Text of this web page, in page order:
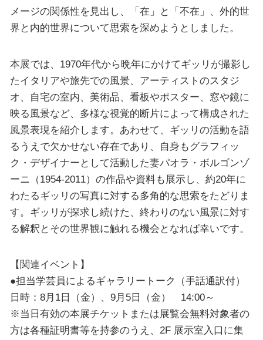
メージの関係性を見出し、「在」と「不在」、外的世
界と内的世界について思索を深めようとしました。
本展では、1970年代から晩年にかけてギッリが撮影し
たイタリアや旅先での風景、アーティストのスタジ
オ、自宅の室内、美術品、看板やポスター、窓や鏡に
映る風景など、多様な視覚的断片によって構成された
風景表現を紹介します。あわせて、ギッリの活動を語
るうえで欠かせない存在であり、自身もグラフィッ
ク・デザイナーとして活動した妻パオラ・ボルゴンゾ
ーニ（1954-2011）の作品や資料も展示し、約20年に
わたるギッリの写真に対する多角的な思索をたどりま
す。ギッリが探求し続けた、終わりのない風景に対す
る解釈とその世界観に触れる機会となれば幸いです。
【関連イベント】
●担当学芸員によるギャラリートーク（手話通訳付）
日時：8月1日（金）、9月5日（金） 14:00～
※当日有効の本展チケットまたは展覧会無料対象者の
方は各種証明書等を持参のうえ、2F 展示室入口に集